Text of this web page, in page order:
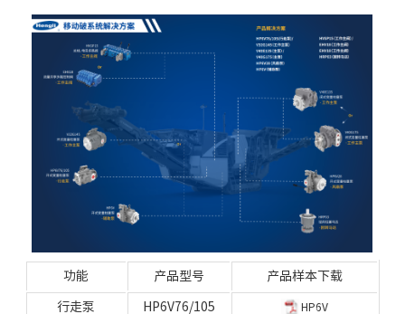
功能 产品型号 产品样本下载
行走泵 HP6V76/105 HP6V